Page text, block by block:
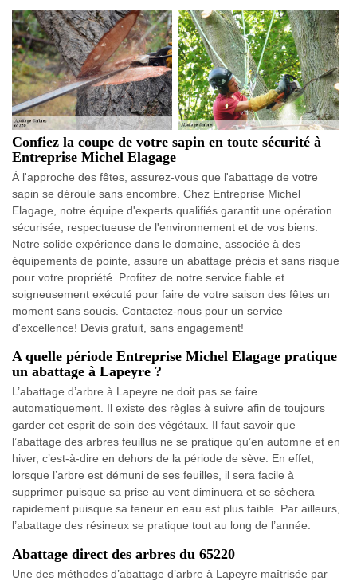
Confiez la coupe de votre sapin en toute sécurité à
Entreprise Michel Elagage
À l'approche des fêtes, assurez-vous que l'abattage de votre
sapin se déroule sans encombre. Chez Entreprise Michel
Elagage, notre équipe d'experts qualifiés garantit une opération
sécurisée, respectueuse de l'environnement et de vos biens.
Notre solide expérience dans le domaine, associée à des
équipements de pointe, assure un abattage précis et sans risque
pour votre propriété. Profitez de notre service fiable et
soigneusement exécuté pour faire de votre saison des fêtes un
moment sans soucis. Contactez-nous pour un service
d'excellence! Devis gratuit, sans engagement!
A quelle période Entreprise Michel Elagage pratique
un abattage à Lapeyre ?
L’abattage d’arbre à Lapeyre ne doit pas se faire
automatiquement. Il existe des règles à suivre afin de toujours
garder cet esprit de soin des végétaux. Il faut savoir que
l’abattage des arbres feuillus ne se pratique qu’en automne et en
hiver, c’est-à-dire en dehors de la période de sève. En effet,
lorsque l’arbre est démuni de ses feuilles, il sera facile à
supprimer puisque sa prise au vent diminuera et se sèchera
rapidement puisque sa teneur en eau est plus faible. Par ailleurs,
l’abattage des résineux se pratique tout au long de l’année.
Abattage direct des arbres du 65220
Une des méthodes d’abattage d’arbre à Lapeyre maîtrisée par